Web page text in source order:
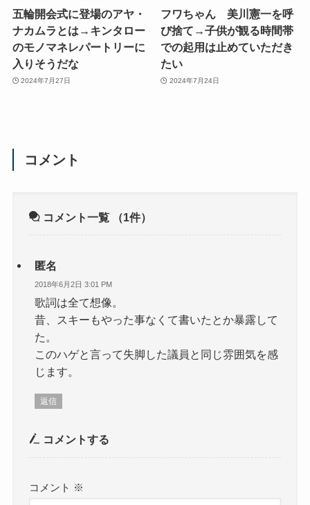
五輪開会式に登場のアヤ・
ナカムラとは→キンタロー
のモノマネレパートリーに
入りそうだな
2024年7月27日
フワちゃん 美川憲一を呼
び捨て→子供が観る時間帯
での起用は止めていただき
たい
2024年7月24日
コメント
コメント一覧 （1件）
匿名
2018年6月2日 3:01 PM
歌詞は全て想像。
昔、スキーもやった事なくて書いたとか暴露して
た。
このハゲと言って失脚した議員と同じ雰囲気を感
じます。
返信
コメントする
コメント ※